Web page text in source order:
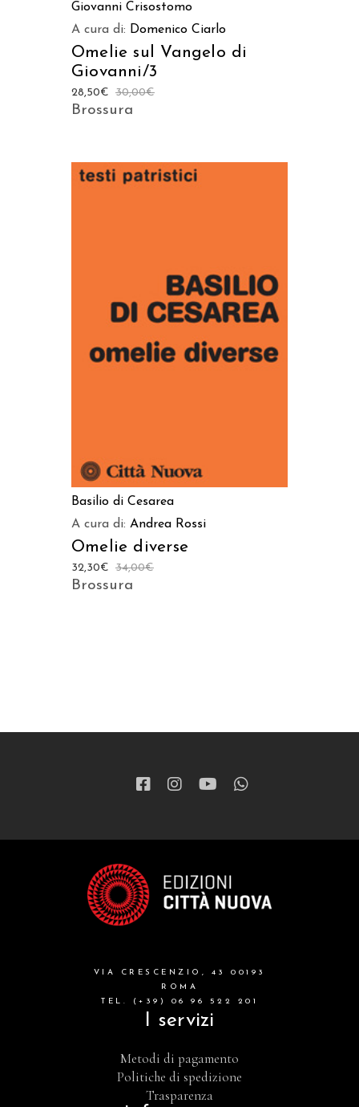
Giovanni Crisostomo
A cura di: Domenico Ciarlo
Omelie sul Vangelo di
Giovanni/3
30,00€
28,50€
Brossura
AGGIUNGI AL CARRELLO
Basilio di Cesarea
A cura di: Andrea Rossi
Omelie diverse
34,00€
32,30€
Brossura
VIA CRESCENZIO, 43 00193
ROMA
TEL. (+39) 06 96 522 201
I servizi
Metodi di pagamento
Politiche di spedizione
Trasparenza